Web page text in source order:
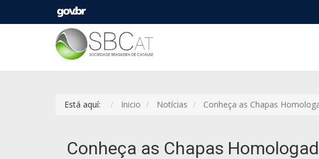
Está aquí: Inicio Notícias Conheça as Chapas
Conheça as Chapas